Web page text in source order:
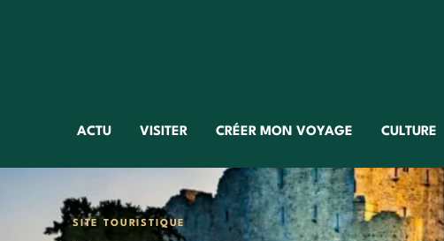
ACTU VISITER CRÉER MON VOYAGE CULTURE
SITE TOURISTIQUE